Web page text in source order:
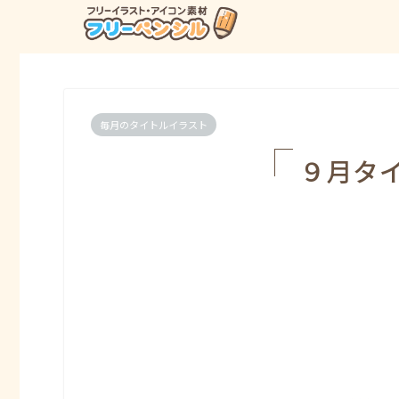
毎月のタイトルイラスト
９月タ